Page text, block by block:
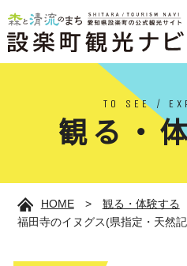
TO SEE /
観る・
HOME> 観る・体験する
福田寺のイヌグス(県指定・天然